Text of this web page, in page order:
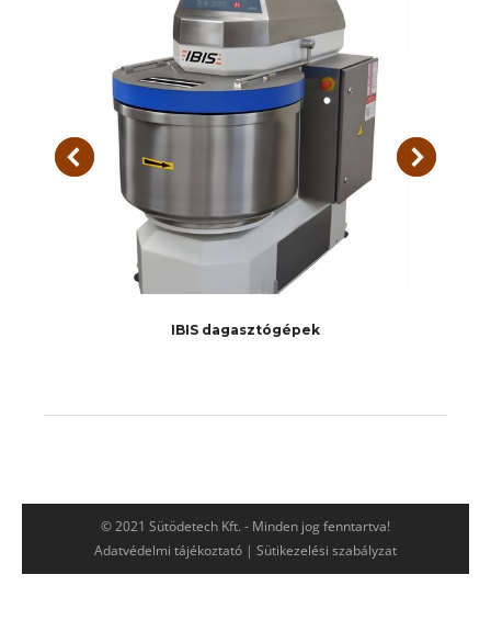
IBIS dagasztógépek
© 2021 Sütödetech Kft. - Minden jog fenntartva!
Adatvédelmi tájékoztató | Sütikezelési szabályzat